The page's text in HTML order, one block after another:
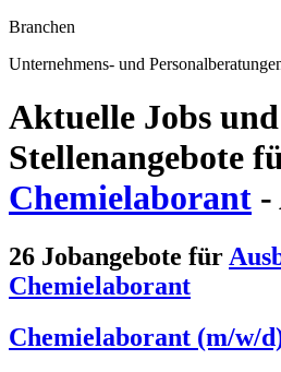
Branchen
Unternehmens- und
Aktuelle Jobs und
Stellenangebote
Chemielaborant -
26 Jobangebote für
Chemielaborant
Chemielaborant (m/w/